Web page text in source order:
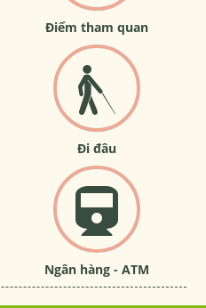
Điểm tham quan
Đi đâu
Ngân hàng - ATM